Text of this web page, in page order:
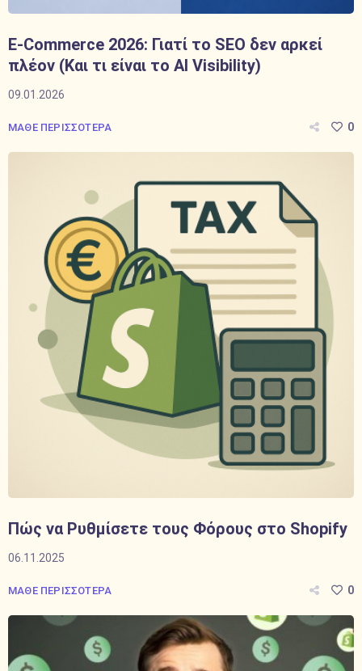
E-Commerce 2026: Γιατί το SEO δεν αρκεί
πλέον (Και τι είναι το AI Visibility)
09.01.2026
ΜΑΘΕ ΠΕΡΙΣΣΟΤΕΡΑ 0
Πώς να Ρυθμίσετε τους Φόρους στο Shopify
06.11.2025
ΜΑΘΕ ΠΕΡΙΣΣΟΤΕΡΑ 0